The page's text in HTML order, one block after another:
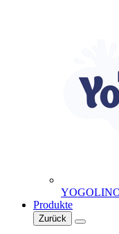
Produkte
Zurück